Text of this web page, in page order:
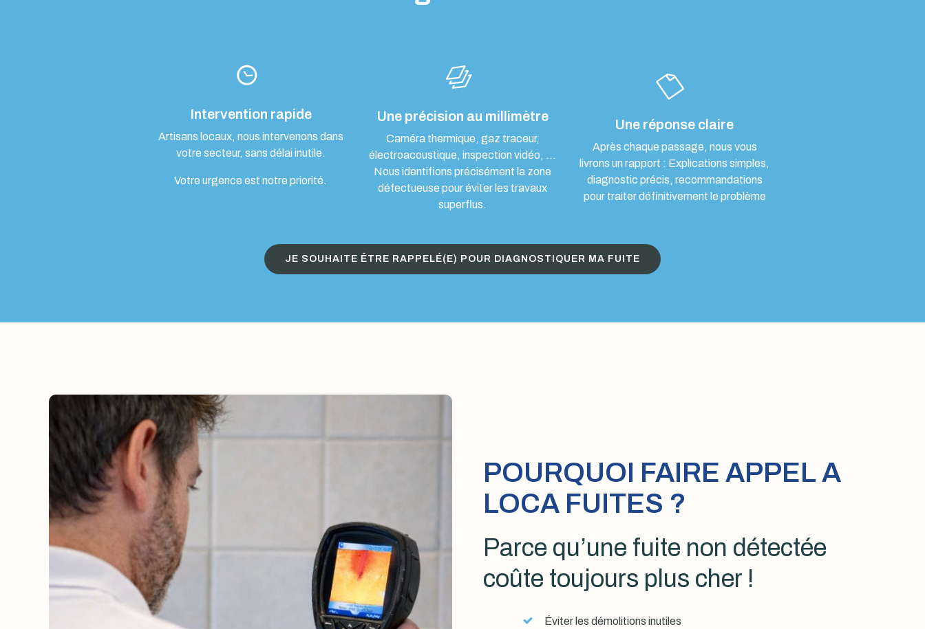
Intervention rapide
Artisans locaux, nous intervenons dans
votre secteur, sans délai inutile.
Votre urgence est notre priorité.
Une précision au millimètre
Caméra thermique, gaz traceur,
électroacoustique, inspection vidéo, …
Nous identifions précisément la zone
défectueuse pour éviter les travaux
superflus.
Une réponse claire
Après chaque passage, nous vous
livrons un rapport : Explications simples,
diagnostic précis, recommandations
pour traiter définitivement le problème
JE SOUHAITE ÊTRE RAPPELÉ(E) POUR DIAGNOSTIQUER MA FUITE
POURQUOI FAIRE APPEL A
LOCA FUITES ?
Parce qu’une fuite non détectée
coûte toujours plus cher !
Éviter les démolitions inutiles